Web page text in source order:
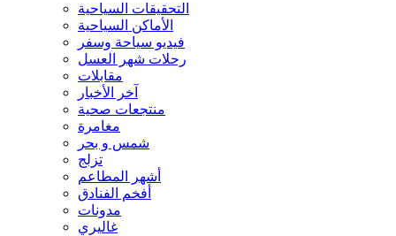
التحقيقات السياحية
الأماكن السياحية
فيديو سياحة وسفر
رحلات شهر العسل
مقابلات
آخر الأخبار
منتجعات صحية
مغامرة
شمس و بحر
تزلج
أشهر المطاعم
أفخم الفنادق
مدونات
غاليري